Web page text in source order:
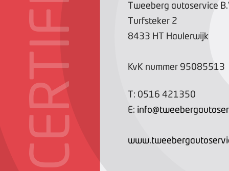
Tweeberg autoservice
Turfsteker 2
8433 HT Haulerwijk
KvK nummer 95085513
T: 0516 421350
E: